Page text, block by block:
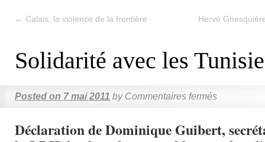
← Calais, la violence de la frontière Hervé
Solidarité avec les
Posted on 7 mai 2011 by Commentaires fermés
Déclaration de Dominique Guibert,